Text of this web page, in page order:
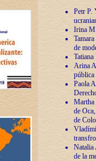
Petr P.
Irina
de
Arina
pública
Paola
Martha
de
de
Natalia
de la